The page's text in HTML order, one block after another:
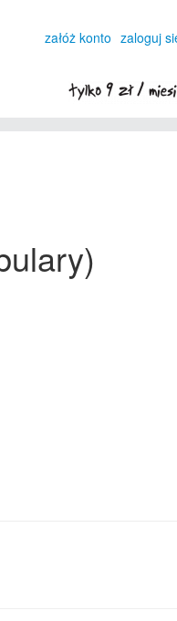
załóż konto zaloguj